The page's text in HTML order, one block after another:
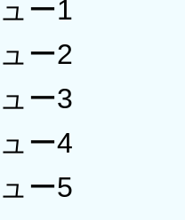
ー1
ー2
ー3
ー4
ー5